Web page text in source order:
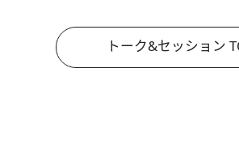
トーク&セッション